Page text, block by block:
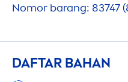
Nomor barang: 83747
DAFTAR BAHAN